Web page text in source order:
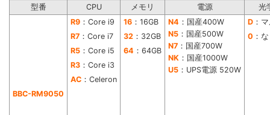
型番 CPU メモリ 電源 光
BBC-RM9050
R9 ：Core i9 16 ：16GB N4 ：国産400W
N5 ：国産500W
N7 ：国産700W
NK ：国産1000W
U5 ：UPS電源 520W
D ：
R7 ：Core i7 32 ：32GB 0 ：
R5 ：Core i5 64 ：64GB
R3 ：Core i3
AC ：Celeron